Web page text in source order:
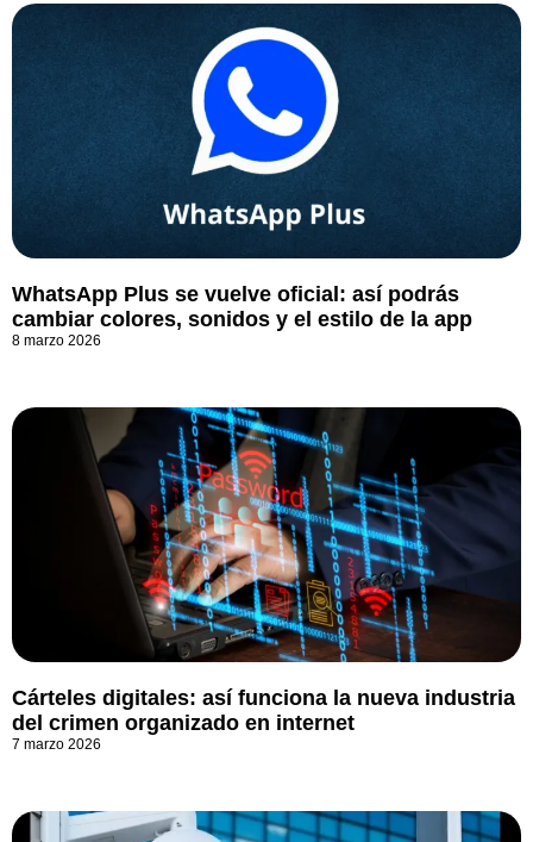
WhatsApp Plus se vuelve oficial: así podrás
cambiar colores, sonidos y el estilo de la app
8 marzo 2026
Cárteles digitales: así funciona la nueva industria
del crimen organizado en internet
7 marzo 2026